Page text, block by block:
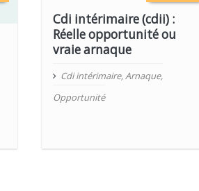
Cdi intérimaire (cdii) :
Réelle opportunité ou
vraie arnaque
Cdi intérimaire,Arnaque,
Opportunité